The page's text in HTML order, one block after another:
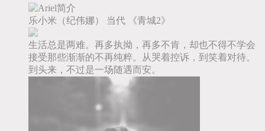
乐小米（纪伟娜） 当代 《青城2》
生活总是两难。再多执拗，再多不肯，却也不得不学会
接受那些渐渐的不再纯粹。从哭着控诉，到笑着对待。
到头来，不过是一场随遇而安。